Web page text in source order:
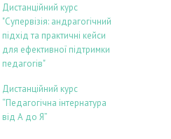
Дистанційний курс
"Супервізія: андрагогічний
підхід та практичні кейси
для ефективної підтримки
педагогів"
Дистанційний курс
“Педагогічна інтернатура
від А до Я”